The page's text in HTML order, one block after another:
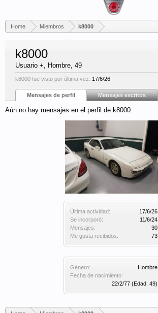
Home Miembros k8000
Última actividad:
17/6/26
Se incorporó:
11/6/24
Mensajes:
30
Me gusta recibidos:
73
Género:
Hombre
Fecha de nacimiento:
22/2/77 (Edad: 49)
k8000
Usuario +, Hombre, 49
k8000 fue visto por última vez: 17/6/26
Mensajes de perfil Mensajes escritos
Aún no hay mensajes en el perfil de k8000.